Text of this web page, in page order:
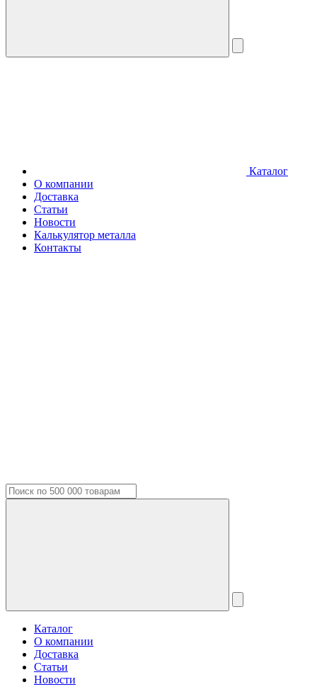
Каталог
О компании
Доставка
Статьи
Новости
Калькулятор металла
Контакты
Каталог
О компании
Доставка
Статьи
Новости